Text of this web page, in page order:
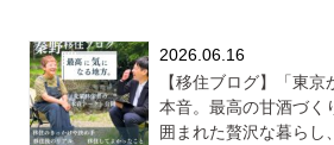
2026.06.16
【移住ブログ】「東
本音。最高の甘酒づく
囲まれた贅沢な暮らし